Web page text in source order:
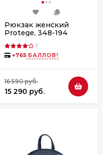
Рюкзак женский
Protege, 348-194
1
+765 БАЛЛОВ!
16 590 руб.
15 290 руб.